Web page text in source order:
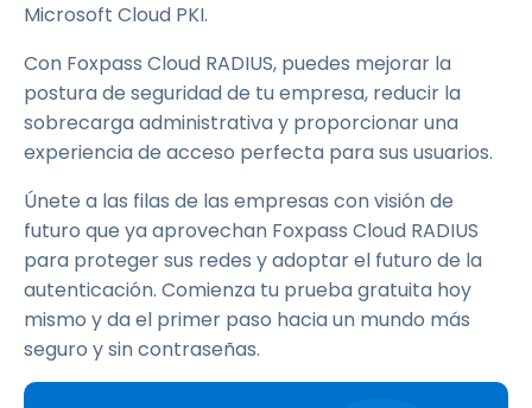
Microsoft Cloud PKI.
Con Foxpass Cloud RADIUS, puedes mejorar la
postura de seguridad de tu empresa, reducir la
sobrecarga administrativa y proporcionar una
experiencia de acceso perfecta para sus usuarios.
Únete a las filas de las empresas con visión de
futuro que ya aprovechan Foxpass Cloud RADIUS
para proteger sus redes y adoptar el futuro de la
autenticación. Comienza tu prueba gratuita hoy
mismo y da el primer paso hacia un mundo más
seguro y sin contraseñas.